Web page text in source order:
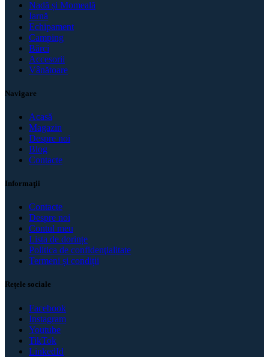
Nadă și Momeală
Iarnă
Echipament
Camping
Bărci
Accesorii
Vânătoare
Navigare
Acasă
Magazin
Despre noi
Blog
Contacte
Informaţii
Contacte
Despre noi
Contul meu
Lista de dorințe
Politica de confidenţialitate
Termeni și condiții
Rețele sociale
Facebook
Instagram
Youtube
TikTok
LinkedId